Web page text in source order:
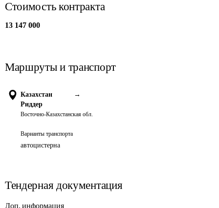
Стоимость контракта
13 147 000
Маршруты и транспорт
Казахстан
→
Риддер
Восточно-Казахстанская обл.
Варианты транспорта
автоцистерна
Тендерная документация
Доп. информация